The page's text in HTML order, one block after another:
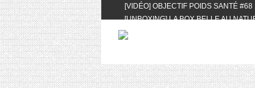
[VIDÉO] OBJECTIF POIDS SANTÉ
[UNBOXING] LA BOX BELLE AU
[VIDÉO] UNBOXING : LES MY LITTLE
[VIDÉO] QUITOQUE #10 : MEAL
[VIDÉO] UNBOXING : LES MY LITTLE